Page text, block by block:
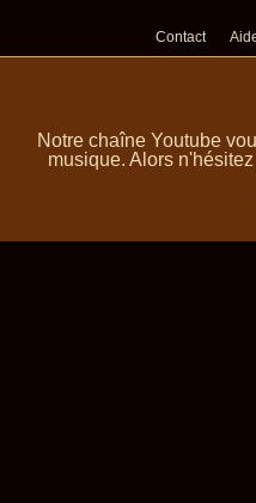
Contact
Notre chaîne Youtube
musique. Alors